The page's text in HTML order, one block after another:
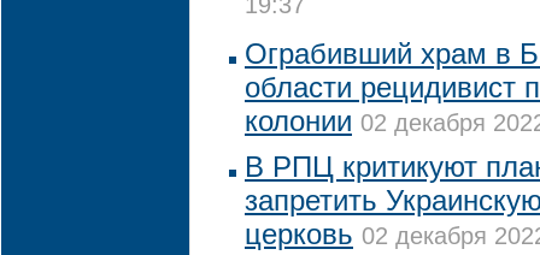
19:37
Ограбивший храм в
области рецидивист
колонии 02 декабря
В РПЦ критикуют
запретить
церковь 02 декабря